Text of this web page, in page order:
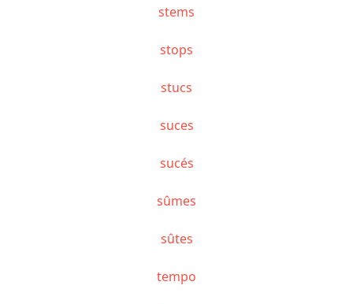
stems
stops
stucs
suces
sucés
sûmes
sûtes
tempo